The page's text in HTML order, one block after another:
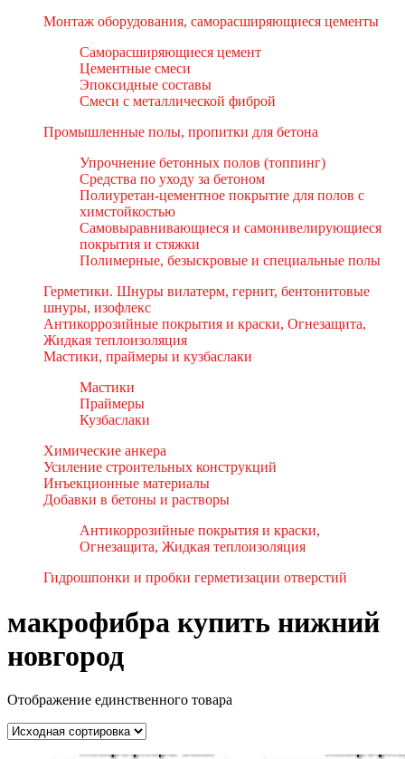
Монтаж оборудования, саморасширяющиеся цементы
Саморасширяющиеся цемент
Цементные смеси
Эпоксидные составы
Смеси с металлической фиброй
Промышленные полы, пропитки для бетона
Упрочнение бетонных полов (топпинг)
Средства по уходу за бетоном
Полиуретан-цементное покрытие для полов с
химстойкостью
Самовыравнивающиеся и самонивелирующиеся
покрытия и стяжки
Полимерные, безыскровые и специальные полы
Герметики. Шнуры вилатерм, гернит, бентонитовые
шнуры, изофлекс
Антикоррозийные покрытия и краски, Огнезащита,
Жидкая теплоизоляция
Мастики, праймеры и кузбаслаки
Мастики
Праймеры
Кузбаслаки
Химические анкера
Усиление строительных конструкций
Инъекционные материалы
Добавки в бетоны и растворы
Антикоррозийные покрытия и краски,
Огнезащита, Жидкая теплоизоляция
Гидрошпонки и пробки герметизации отверстий
макрофибра купить нижний
новгород
Отображение единственного товара